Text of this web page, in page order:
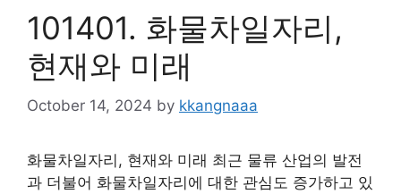
101401. 화물차일자리,
현재와 미래
October 14, 2024 by kkangnaaa
화물차일자리, 현재와 미래 최근 물류 산업의 발전
과 더불어 화물차일자리에 대한 관심도 증가하고 있